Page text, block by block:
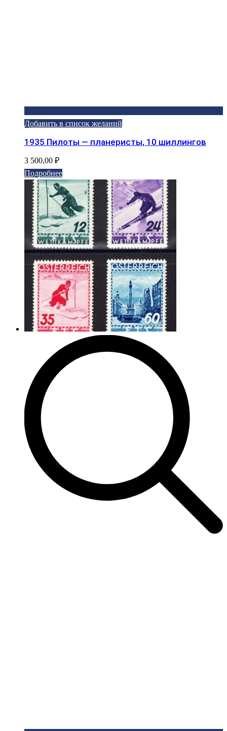
Добавить в список желаний
1935 Пилоты — планеристы, 10 шиллингов
3 500,00 ₽
Подробнее